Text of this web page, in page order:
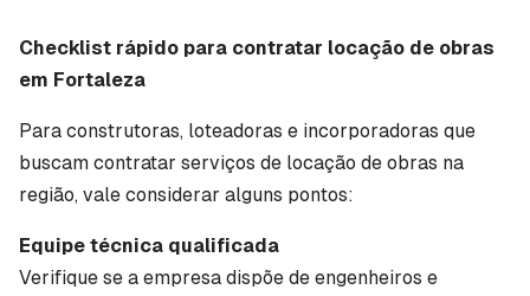
Checklist rápido para contratar locação de obras
em Fortaleza
Para construtoras, loteadoras e incorporadoras que
buscam contratar serviços de locação de obras na
região, vale considerar alguns pontos:
Equipe técnica qualificada
Verifique se a empresa dispõe de engenheiros e